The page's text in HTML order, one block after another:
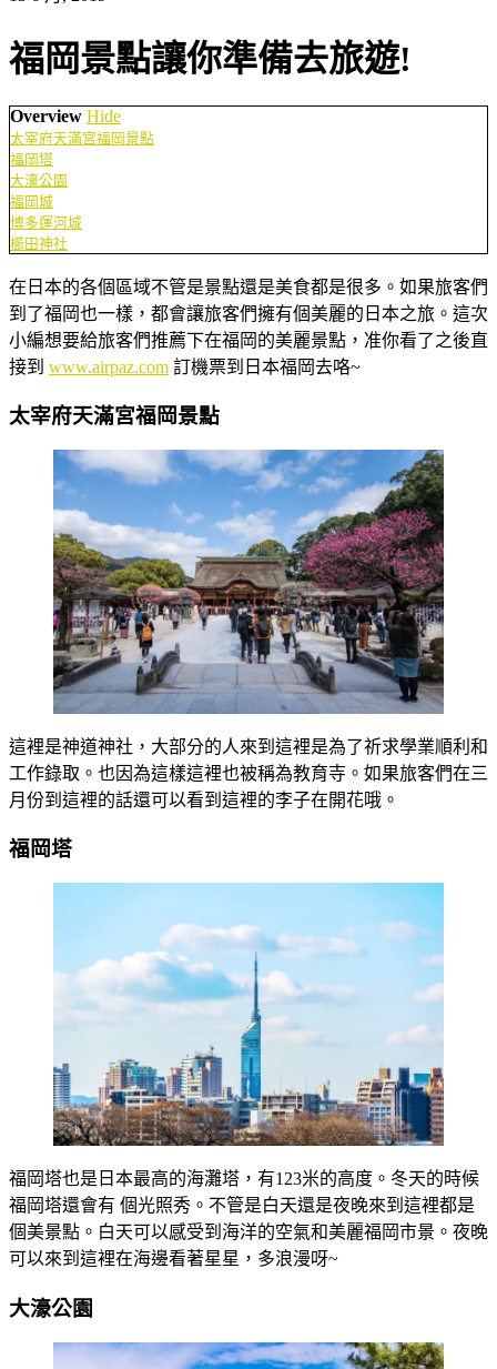
福岡景點讓你準備去旅遊!
Overview Hide
太宰府天滿宮福岡景點
福岡塔
大濠公園
福岡城
博多運河城
櫛田神社
在日本的各個區域不管是景點還是美食都是很多。如果旅客們
到了福岡也一樣，都會讓旅客們擁有個美麗的日本之旅。這次
小編想要給旅客們推薦下在福岡的美麗景點，准你看了之後直
接到 www.airpaz.com 訂機票到日本福岡去咯~
太宰府天滿宮福岡景點
這裡是神道神社，大部分的人來到這裡是為了祈求學業順利和
工作錄取。也因為這樣這裡也被稱為教育寺。如果旅客們在三
月份到這裡的話還可以看到這裡的李子在開花哦。
福岡塔
福岡塔也是日本最高的海灘塔，有123米的高度。冬天的時候
福岡塔還會有 個光照秀。不管是白天還是夜晚來到這裡都是
個美景點。白天可以感受到海洋的空氣和美麗福岡市景。夜晚
可以來到這裡在海邊看著星星，多浪漫呀~
大濠公園